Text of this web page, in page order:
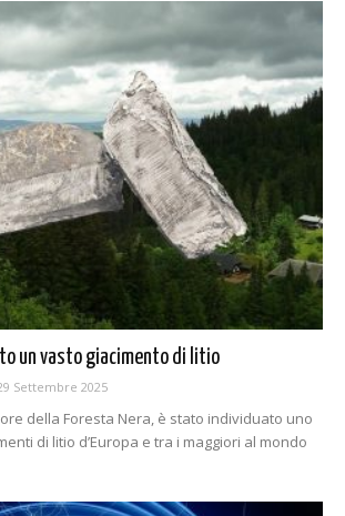
un vasto giacimento di litio
Settembre 2025
della Foresta Nera, è stato individuato uno
di litio d’Europa e tra i maggiori al mondo